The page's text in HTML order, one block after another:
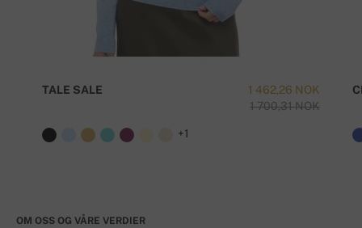
1 462,26 NOK
1 700,31 NOK
TALE SALE
+1
OM OSS OG VÅRE VERDIER